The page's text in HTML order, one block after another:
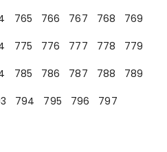
765 766 767 768
769
775 776 777 778
779
785 786 787 788
789
794 795 796 797